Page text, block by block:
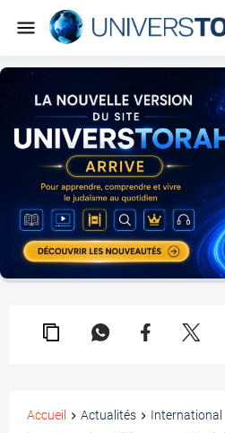
Accueil Actualités International